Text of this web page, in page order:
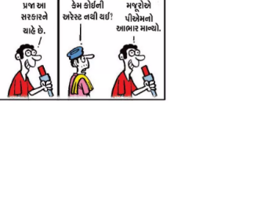
ઈમારત ધરાશાયી: છનાં
મોત, કાટમાળમાં લોકો
દટાયા હોવાની શંકા